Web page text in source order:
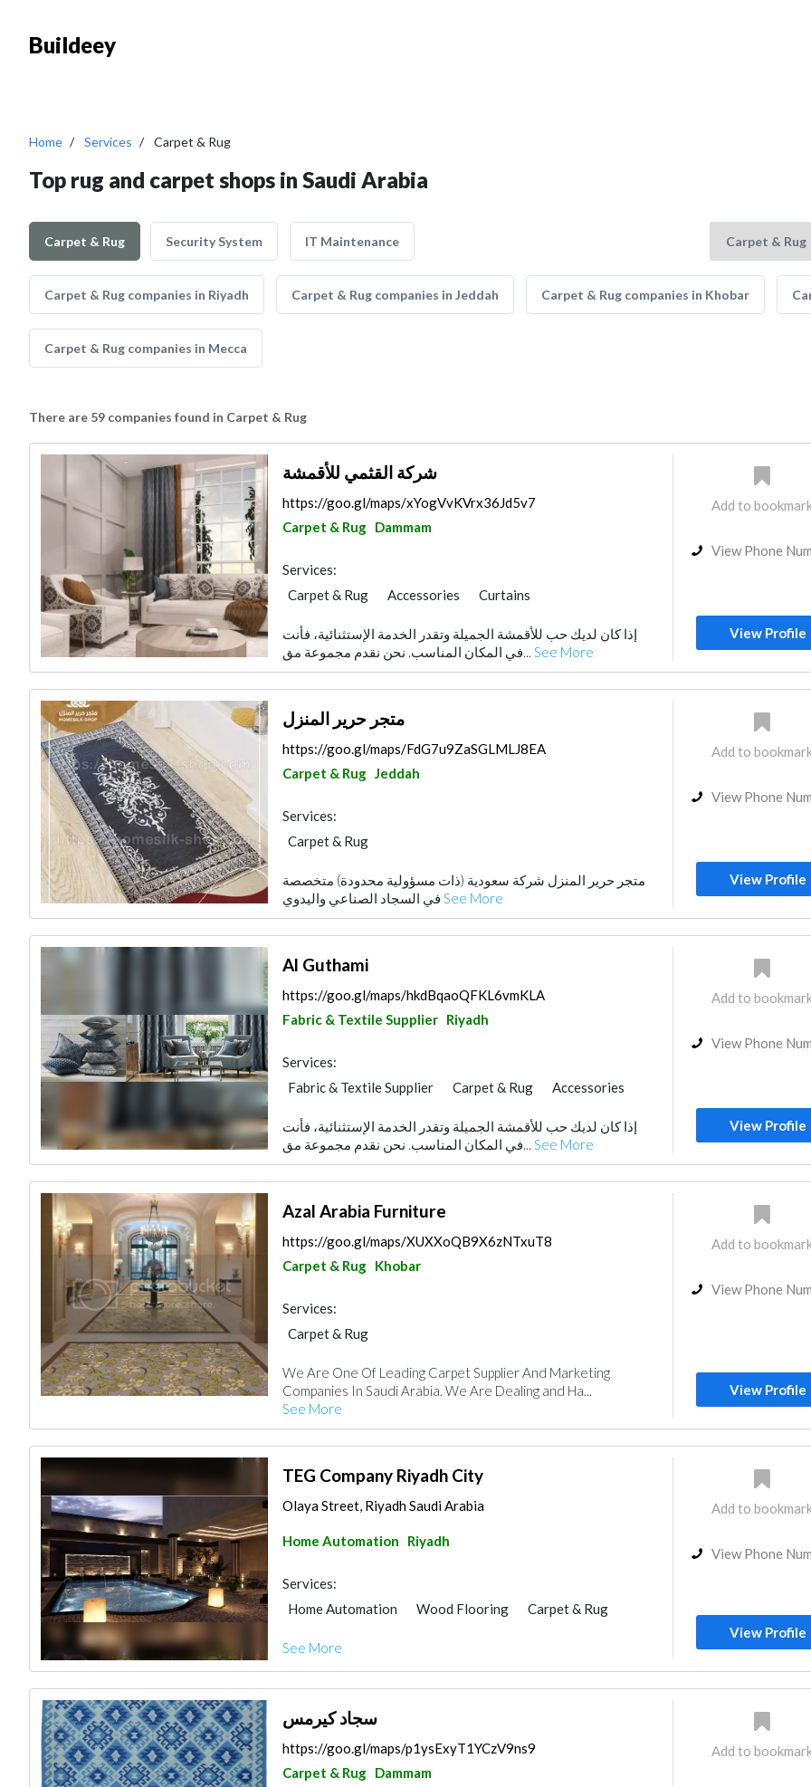
Buildeey
Home Services Carpet & Rug
Top rug and carpet shops in Saudi Arabia
Carpet & Rug Security System IT Maintenance
Carpet & Rug companies in Riyadh Carpet & Rug companies in Jeddah Carpet & Rug companies in Khobar
Carpet & Rug companies in Mecca
There are 59 companies found in Carpet & Rug
شركة القثمي للأقمشة
https://goo.gl/maps/xYogVvKVrx36Jd5v7
Carpet & Rug Dammam
Services:
Carpet & Rug
Accessories
Curtains
إذا كان لديك حب للأقمشة الجميلة وتقدر الخدمة الإستثنائية، فأنت
في المكان المناسب. نحن نقدم مجموعة مق... See More
Add to
View Phone
View Profile
متجر حرير المنزل
https://goo.gl/maps/FdG7u9ZaSGLMLJ8EA
Carpet & Rug Jeddah
Services:
Carpet & Rug
متجر حرير المنزل شركة سعودية (ذات مسؤولية محدودة) متخصصة
See More
Add to
View Phone
View Profile
Al Guthami
https://goo.gl/maps/hkdBqaoQFKL6vmKLA
Fabric & Textile Supplier Riyadh
Services:
Fabric & Textile Supplier
Carpet & Rug
Accessories
إذا كان لديك حب للأقمشة الجميلة وتقدر الخدمة الإستثنائية، فأنت
في المكان المناسب. نحن نقدم مجموعة مق... See More
Add to
View Phone
View Profile
Azal Arabia Furniture
https://goo.gl/maps/XUXXoQB9X6zNTxuT8
Carpet & Rug Khobar
Services:
Carpet & Rug
We Are One Of Leading Carpet Supplier And Marketing
Companies In Saudi Arabia. We Are Dealing and Ha...
See More
Add to
View Phone
View Profile
TEG Company Riyadh City
Olaya Street, Riyadh Saudi Arabia
Home Automation Riyadh
Services:
Home Automation
Wood Flooring
Carpet & Rug
Furniture Assembly
See More
Add to
View Phone
View Profile
سجاد كيرمس
https://goo.gl/maps/p1ysExyT1YCzV9ns9
Carpet & Rug Dammam
Add to